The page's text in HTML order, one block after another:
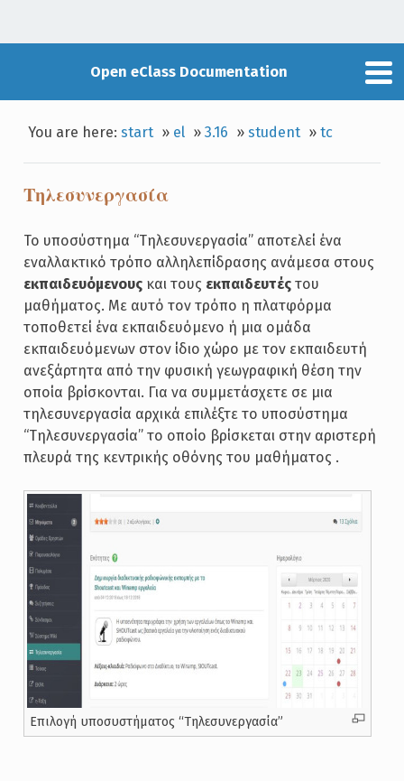
Open eClass Documentation
You are here:start » el »3.16 »student »tc
Τηλεσυνεργασία
Το υποσύστημα “Τηλεσυνεργασία” αποτελεί ένα
εναλλακτικό τρόπο αλληλεπίδρασης ανάμεσα στους
εκπαιδευόμενουςκαι τους εκπαιδευτέςτου
μαθήματος. Με αυτό τον τρόπο η πλατφόρμα
τοποθετεί ένα εκπαιδευόμενο ή μια ομάδα
εκπαιδευόμενων στον ίδιο χώρο με τον εκπαιδευτή
ανεξάρτητα από την φυσική γεωγραφική θέση την
οποία βρίσκονται. Για να συμμετάσχετε σε μια
τηλεσυνεργασία αρχικά επιλέξτε το υποσύστημα
“Τηλεσυνεργασία” το οποίο βρίσκεται στην αριστερή
πλευρά της κεντρικής οθόνης του μαθήματος .
Επιλογή υποσυστήματος “Τηλεσυνεργασία”